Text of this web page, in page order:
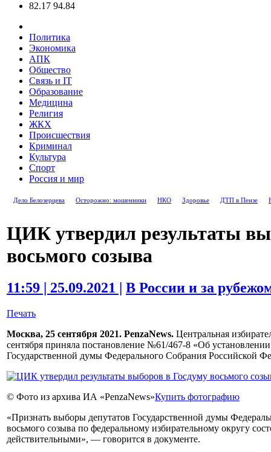
82.17 94.84
Политика
Экономика
АПК
Общество
Связь и IT
Образование
Медицина
Религия
ЖКХ
Происшествия
Криминал
Культура
Спорт
Россия и мир
Дело Белозерцева Осторожно: мошенники НКО Здоровье ДТП в Пензе
ЦИК утвердил результаты
восьмого созыва
11:59 | 25.09.2021 | В России и за
Печать
Москва, 25 сентября 2021. PenzaNews. Центральная
сентября приняла постановление №61/467-8 «Об
Государственной думы Федерального Собрания Российской
© Фото из архива ИА «PenzaNews»Купить фотографию
«Признать выборы депутатов Государственной думы
восьмого созыва по федеральному избирательному округу
действительными», — говорится в документе.